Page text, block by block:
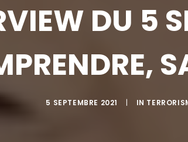
DU 5
5 SEPTEMBRE 2021 | IN